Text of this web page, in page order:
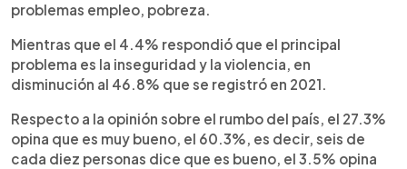
problemas empleo, pobreza.
Mientras que el 4.4% respondió que el principal
problema es la inseguridad y la violencia, en
disminución al 46.8% que se registró en 2021.
Respecto a la opinión sobre el rumbo del país, el 27.3%
opina que es muy bueno, el 60.3%, es decir, seis de
cada diez personas dice que es bueno, el 3.5% opina